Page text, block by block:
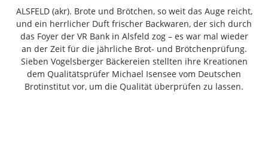
Feldatal
Freiensteinau
Gemünden
Grebenau
Grebenhain
Herbstein
ALSFELD (akr). Brote und Brötchen, so weit das Auge reicht,
und ein herrlicher Duft frischer Backwaren, der sich durch
das Foyer der VR Bank in Alsfeld zog – es war mal wieder
an der Zeit für die jährliche Brot- und Brötchenprüfung.
Sieben Vogelsberger Bäckereien stellten ihre Kreationen
dem Qualitätsprüfer Michael Isensee vom Deutschen
Brotinstitut vor, um die Qualität überprüfen zu lassen.